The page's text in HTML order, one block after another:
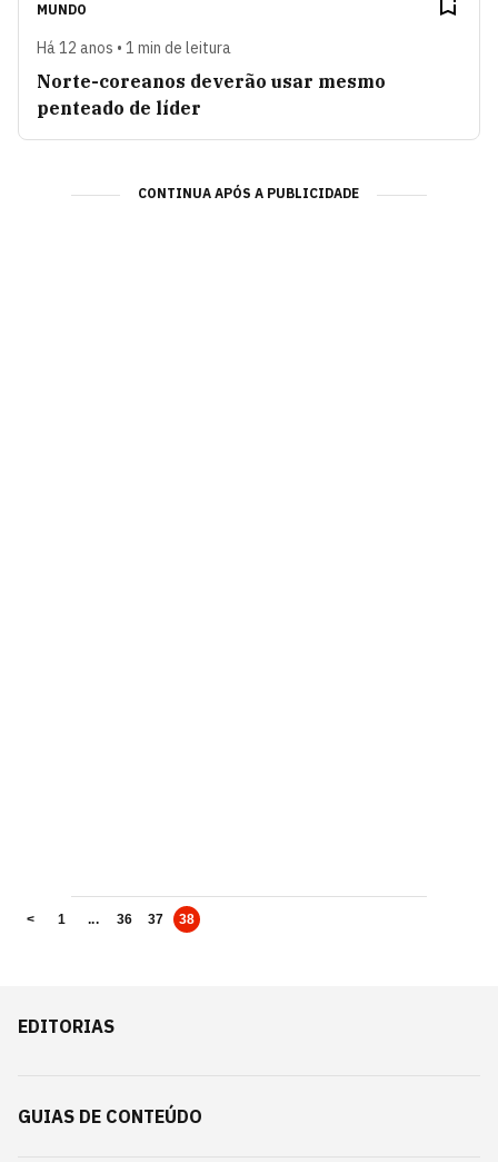
MUNDO
Há 12 anos • 1 min de leitura
Norte-coreanos deverão usar mesmo
penteado de líder
CONTINUA APÓS A PUBLICIDADE
< 1 ... 36 37 38
EDITORIAS
GUIAS DE CONTEÚDO